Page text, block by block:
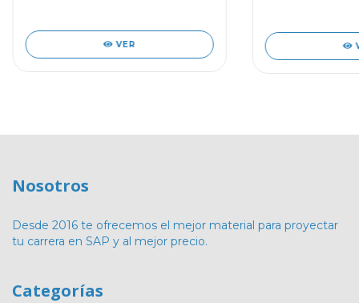
VER
Nosotros
Desde 2016 te ofrecemos el mejor material para proyectar
tu carrera en SAP y al mejor precio.
Categorías